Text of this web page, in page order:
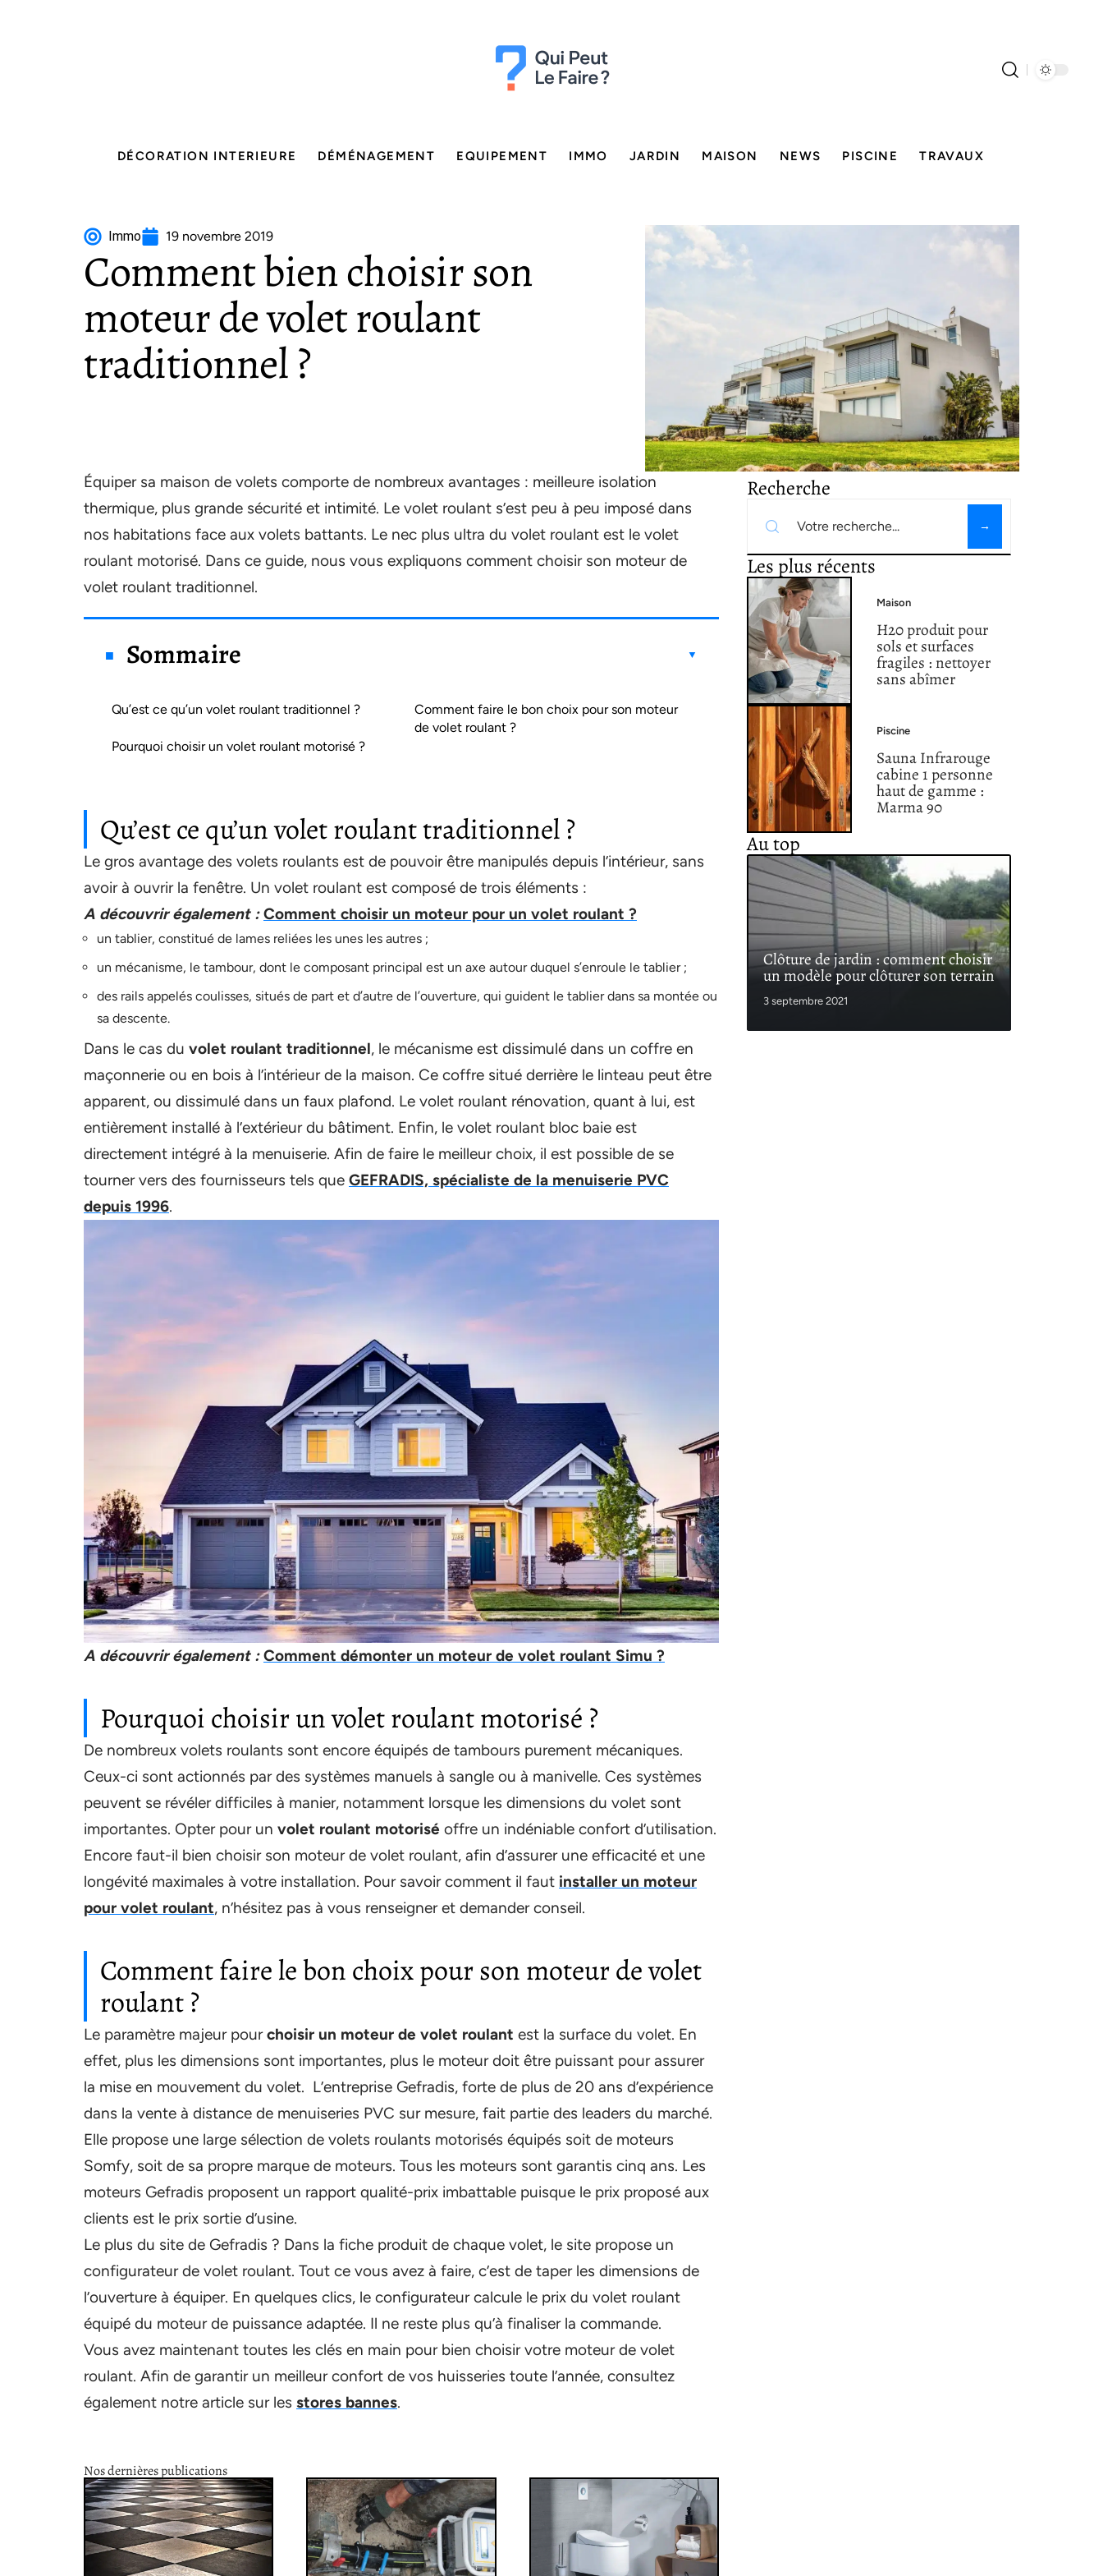
DÉCORATION INTERIEURE DÉMÉNAGEMENT EQUIPEMENT IMMO JARDIN MAISON NEWS PISCINE TRAVAUX
Immo 19 novembre 2019
Comment bien choisir son
moteur de volet roulant
traditionnel ?
Équiper sa maison de volets comporte de nombreux avantages : meilleure isolation
thermique, plus grande sécurité et intimité. Le volet roulant s’est peu à peu imposé dans
nos habitations face aux volets battants. Le nec plus ultra du volet roulant est le volet
roulant motorisé. Dans ce guide, nous vous expliquons comment choisir son moteur de
volet roulant traditionnel.
Sommaire
Qu’est ce qu’un volet roulant traditionnel ?
Pourquoi choisir un volet roulant motorisé ?
Comment faire le bon choix pour son moteur
de volet roulant ?
Qu’est ce qu’un volet roulant traditionnel ?
Le gros avantage des volets roulants est de pouvoir être manipulés depuis l’intérieur, sans
avoir à ouvrir la fenêtre. Un volet roulant est composé de trois éléments :
A découvrir également : Comment choisir un moteur pour un volet roulant ?
un tablier, constitué de lames reliées les unes les autres ;
un mécanisme, le tambour, dont le composant principal est un axe autour duquel s’enroule le tablier ;
des rails appelés coulisses, situés de part et d’autre de l’ouverture, qui guident le tablier dans sa montée ou
sa descente.
Dans le cas du volet roulant traditionnel, le mécanisme est dissimulé dans un coffre en
maçonnerie ou en bois à l’intérieur de la maison. Ce coffre situé derrière le linteau peut être
apparent, ou dissimulé dans un faux plafond. Le volet roulant rénovation, quant à lui, est
entièrement installé à l’extérieur du bâtiment. Enfin, le volet roulant bloc baie est
directement intégré à la menuiserie. Afin de faire le meilleur choix, il est possible de se
tourner vers des fournisseurs tels que GEFRADIS, spécialiste de la menuiserie PVC
depuis 1996.
A découvrir également : Comment démonter un moteur de volet roulant Simu ?
Pourquoi choisir un volet roulant motorisé ?
De nombreux volets roulants sont encore équipés de tambours purement mécaniques.
Ceux-ci sont actionnés par des systèmes manuels à sangle ou à manivelle. Ces systèmes
peuvent se révéler difficiles à manier, notamment lorsque les dimensions du volet sont
importantes. Opter pour un volet roulant motorisé offre un indéniable confort d’utilisation.
Encore faut-il bien choisir son moteur de volet roulant, afin d’assurer une efficacité et une
longévité maximales à votre installation. Pour savoir comment il faut installer un moteur
pour volet roulant, n’hésitez pas à vous renseigner et demander conseil.
Comment faire le bon choix pour son moteur de volet
roulant ?
Le paramètre majeur pourchoisir un moteur de volet roulant est la surface du volet. En
effet, plus les dimensions sont importantes, plus le moteur doit être puissant pour assurer
la mise en mouvement du volet. L’entreprise Gefradis, forte de plus de 20 ans d’expérience
dans la vente à distance de menuiseries PVC sur mesure, fait partie des leaders du marché.
Elle propose une large sélection de volets roulants motorisés équipés soit de moteurs
Somfy, soit de sa propre marque de moteurs. Tous les moteurs sont garantis cinq ans. Les
moteurs Gefradis proposent un rapport qualité-prix imbattable puisque le prix proposé aux
clients est le prix sortie d’usine.
Le plus du site de Gefradis ? Dans la fiche produit de chaque volet, le site propose un
configurateur de volet roulant. Tout ce vous avez à faire, c’est de taper les dimensions de
l’ouverture à équiper. En quelques clics, le configurateur calcule le prix du volet roulant
équipé du moteur de puissance adaptée. Il ne reste plus qu’à finaliser la commande.
Vous avez maintenant toutes les clés en main pour bien choisir votre moteur de volet
roulant. Afin de garantir un meilleur confort de vos huisseries toute l’année, consultez
également notre article sur les stores bannes.
Nos dernières publications
Recherche
Les plus récents
Maison
H20 produit pour
sols et surfaces
fragiles : nettoyer
sans abîmer
Piscine
Sauna Infrarouge
cabine 1 personne
haut de gamme :
Marma 90
Au top
Clôture de jardin : comment choisir
un modèle pour clôturer son terrain
3 septembre 2021